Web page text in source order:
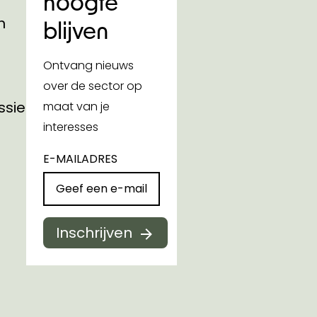
blijven
Ontvang nieuws
over de sector op
maat van je
interesses
E-MAILADRES
Inschrijven